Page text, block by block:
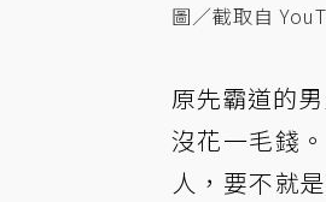
圖／截取自
原先霸道的
沒花一毛錢
人，要不就